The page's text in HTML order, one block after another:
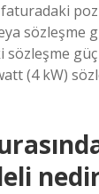
sözleşme
güç
(4 kW)